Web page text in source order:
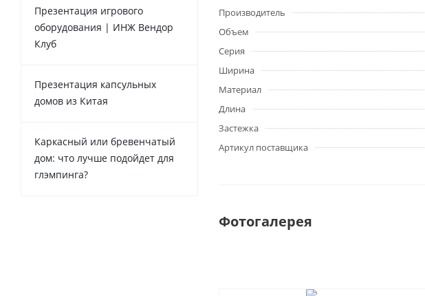
Производитель
Объем
Серия
Ширина
Материал
Длина
Застежка
Артикул поставщика
Фотогалерея
Презентация игрового
оборудования | ИНЖ Вендор
Клуб
Презентация капсульных
домов из Китая
Каркасный или бревенчатый
дом: что лучше подойдет для
глэмпинга?